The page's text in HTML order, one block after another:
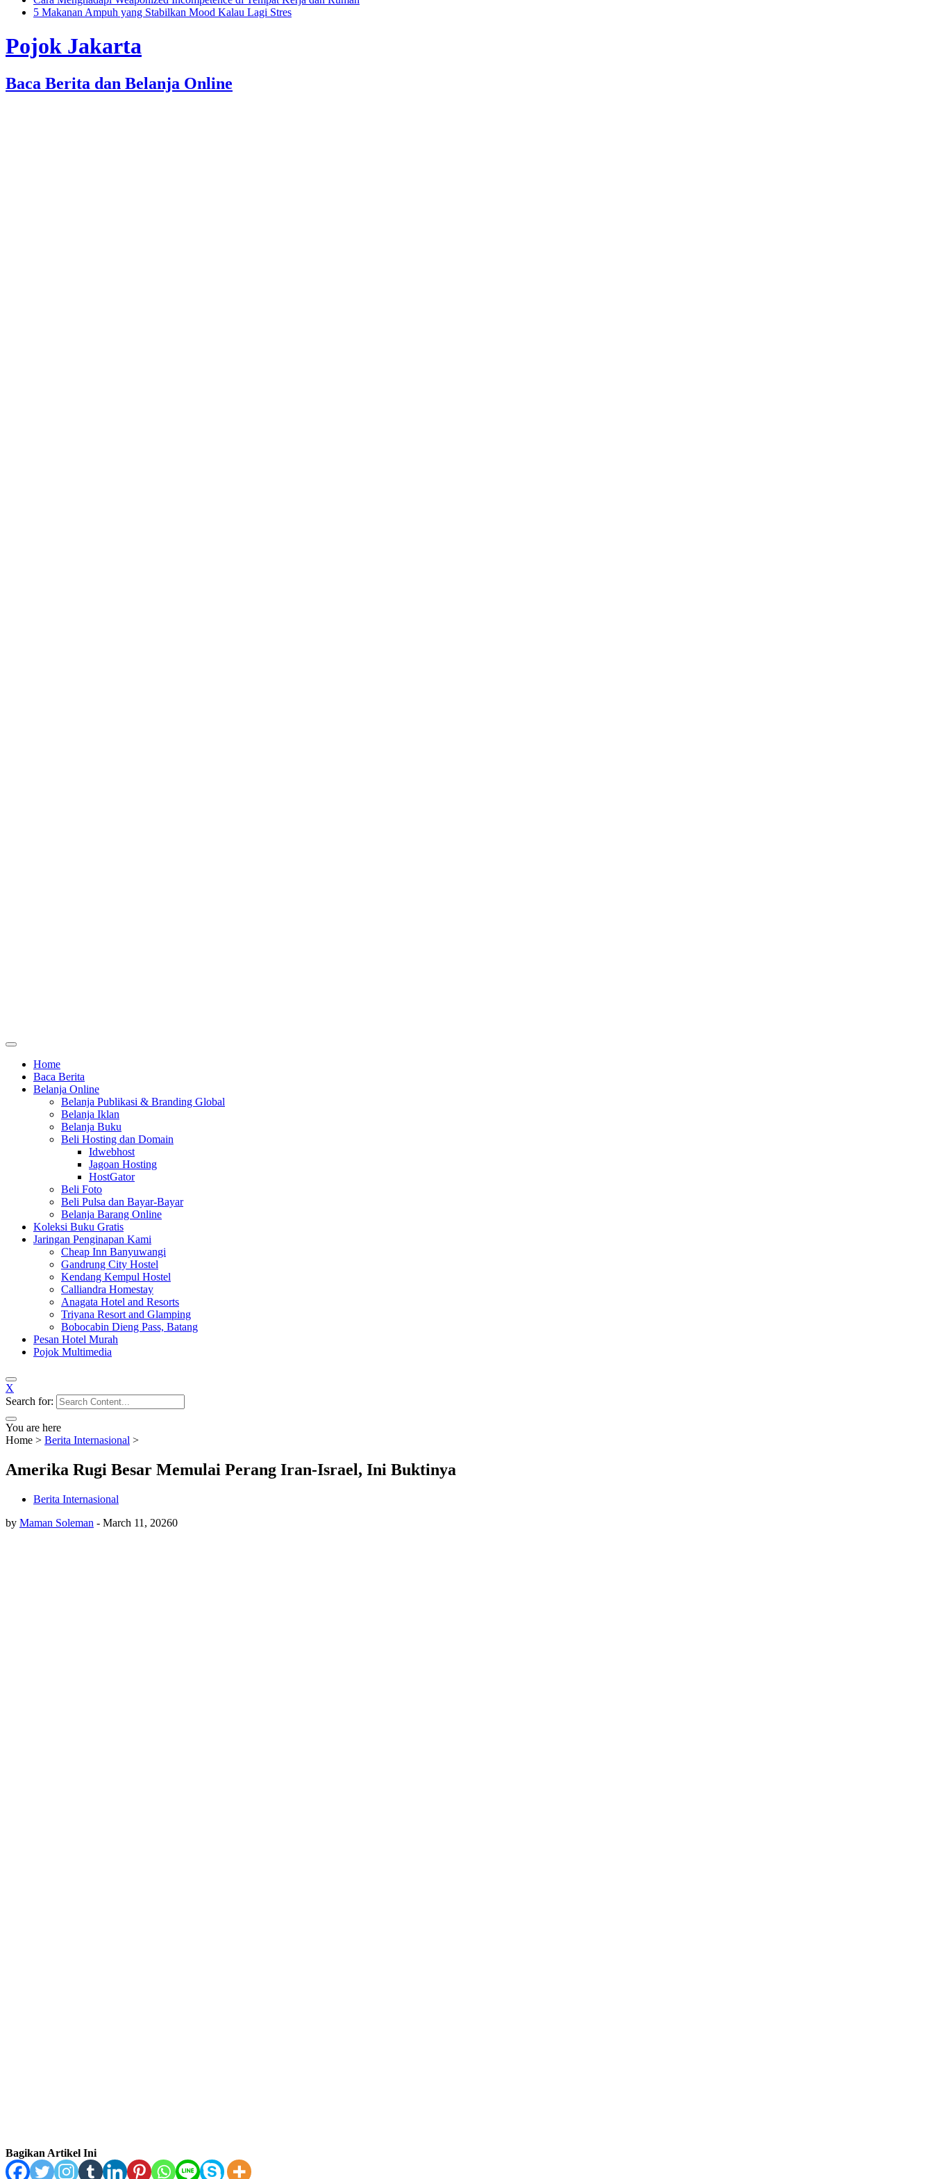
5 Makanan Ampuh yang Stabilkan Mood Kalau Lagi Stres
Pojok Jakarta
Baca Berita dan Belanja Online
Home
Baca Berita
Belanja Online
Belanja Publikasi & Branding Global
Belanja Iklan
Belanja Buku
Beli Hosting dan Domain
Idwebhost
Jagoan Hosting
HostGator
Beli Foto
Beli Pulsa dan Bayar-Bayar
Belanja Barang Online
Koleksi Buku Gratis
Jaringan Penginapan Kami
Cheap Inn Banyuwangi
Gandrung City Hostel
Kendang Kempul Hostel
Calliandra Homestay
Anagata Hotel and Resorts
Triyana Resort and Glamping
Bobocabin Dieng Pass, Batang
Pesan Hotel Murah
Pojok Multimedia
X
Search for:
You are here
Home > Berita Internasional >
Amerika Rugi Besar Memulai Perang Iran-Israel, Ini Buktinya
Berita Internasional
by Maman Soleman - March 11, 20260
Bagikan Artikel Ini